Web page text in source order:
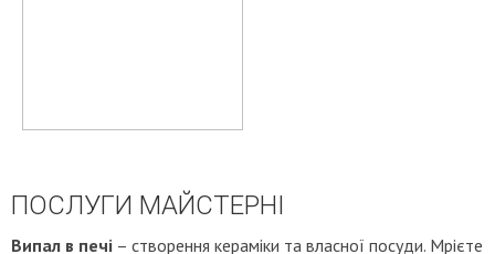
ПОСЛУГИ МАЙСТЕРНІ
Випал в печі – створення кераміки та власної посуди. Мрієте